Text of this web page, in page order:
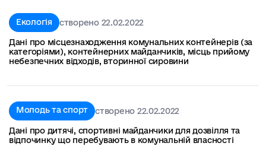
Екологія створено 22.02.2022
Дані про місцезнаходження комунальних контейнерів (за
категоріями), контейнерних майданчиків, місць прийому
небезпечних відходів, вторинної сировини
Молодь та спорт створено 22.02.2022
Дані про дитячі, спортивні майданчики для дозвілля та
відпочинку що перебувають в комунальній власності